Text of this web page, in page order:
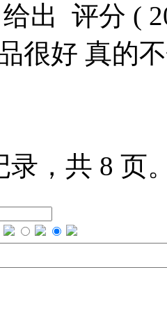
给出 评分 (
很好 真的
录，共 8 页